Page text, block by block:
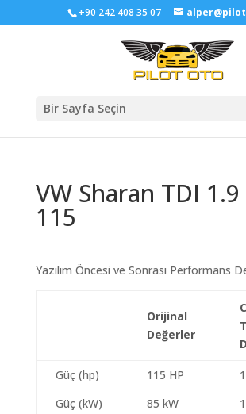
+90 242 408 35 07
Bir Sayfa Seçin
VW Sharan TDI 1.9
115
Yazılım Öncesi ve Sonrası Performans
Orijinal
Değerler
Güç (hp) 115 HP
Güç (kW)
85 kW